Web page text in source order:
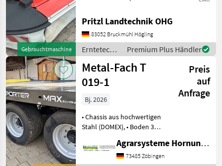
Gebrauchtmaschine
Schnitthöhenverstellung
sofort einsatzbereit sehr
leichtzügig Arbeitsbreite 2,
95 m Antriebssatz
1000U/min. 4 Tromm
Pritzl Landtechnik OHG
83052 Bruckmühl Högling
Erntetechnik
Grünland /
Kuhn
Premium Plus Händler
Metal-Fach T
019-1
Preis
auf
Anfrage
Bj. 2026
• Chassis aus hochwertigen
Stahl (DOMEX), • Boden 3
Plattformkannte, 35 mm •
Achsen 300 x 90 / Q80 /1850
Agrarsysteme Hornung GmbH & Co. KG
73485 Zöbingen